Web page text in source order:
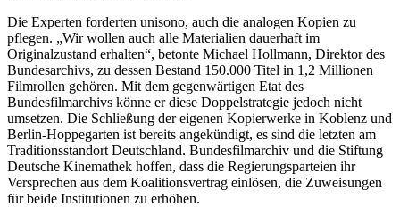
Die Experten forderten unisono, auch die analogen Kopien zu
pflegen. „Wir wollen auch alle Materialien dauerhaft im
Originalzustand erhalten“, betonte Michael Hollmann, Direktor des
Bundesarchivs, zu dessen Bestand 150.000 Titel in 1,2 Millionen
Filmrollen gehören. Mit dem gegenwärtigen Etat des
Bundesfilmarchivs könne er diese Doppelstrategie jedoch nicht
umsetzen. Die Schließung der eigenen Kopierwerke in Koblenz und
Berlin-Hoppegarten ist bereits angekündigt, es sind die letzten am
Traditionsstandort Deutschland. Bundesfilmarchiv und die Stiftung
Deutsche Kinemathek hoffen, dass die Regierungsparteien ihr
Versprechen aus dem Koalitionsvertrag einlösen, die Zuweisungen
für beide Institutionen zu erhöhen.